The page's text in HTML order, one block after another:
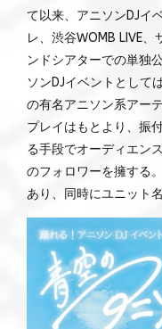
て以来、アニソンDJイ
レ、渋谷WOMB LIVE
ンドシアターでの単独
ソンDJイベントとして
の有名アニソン系アー
プレイはもとより、振
る手段でオーディエン
のフォロワーを擁する
あり、同時にユニット